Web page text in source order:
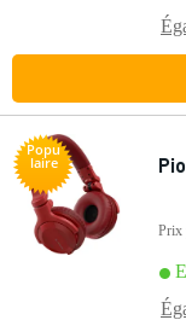
Popu
laire
Prix